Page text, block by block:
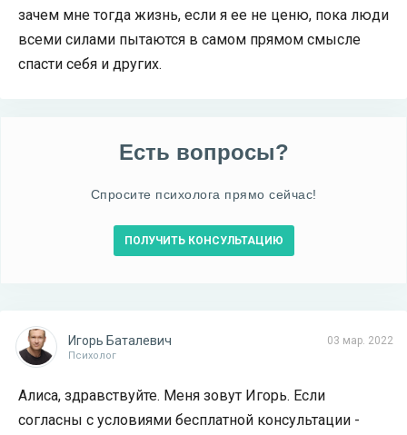
зачем мне тогда жизнь, если я ее не ценю, пока люди
всеми силами пытаются в самом прямом смысле
спасти себя и других.
Есть вопросы?
Спросите психолога прямо сейчас!
ПОЛУЧИТЬ КОНСУЛЬТАЦИЮ
03 мар. 2022
Игорь Баталевич
Психолог
Алиса, здравствуйте. Меня зовут Игорь. Если
согласны с условиями бесплатной консультации -